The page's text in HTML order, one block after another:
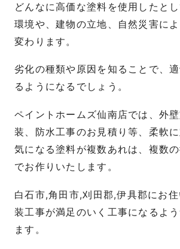
どんなに高価な塗料を使用したと
環境や、建物の立地、自然災害に
変わります。
劣化の種類や原因を知ることで、
るようになるでしょう。
ペイントホームズ仙南店では、外
装、防水工事のお見積り等、柔軟に
気になる塗料が複数あれは、複数
でお作りいたします。
白石市,角田市,刈田郡,伊具郡にお
装工事が満足のいく工事になるよ
ます。